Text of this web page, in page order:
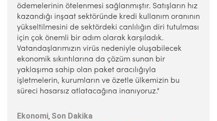
ödemelerinin ötelenmesi sağlanmıştır. Satışların hız
kazandığı inşaat sektöründe kredi kullanım oranının
yükseltilmesini de sektördeki canlılığın diri tutulması
için çok önemli bir adım olarak karşıladık.
Vatandaşlarımızın virüs nedeniyle oluşabilecek
ekonomik sıkıntılarına da çözüm sunan bir
yaklaşıma sahip olan paket aracılığıyla
işletmelerin, kurumların ve özetle ülkemizin bu
süreci hasarsız atlatacağına inanıyoruz."
Ekonomi, Son Dakika